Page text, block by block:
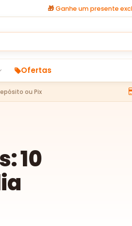
🎁Ganhe um presente
Ofertas
ou Pix
10